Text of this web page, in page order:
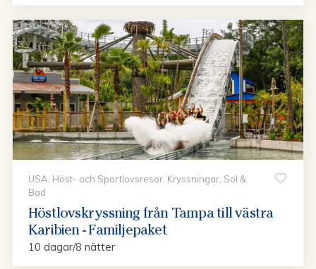
USA, Höst- och Sportlovsresor, Kryssningar, Sol &
Bad
Höstlovskryssning från Tampa till västra
Karibien - Familjepaket
10 dagar/8 nätter